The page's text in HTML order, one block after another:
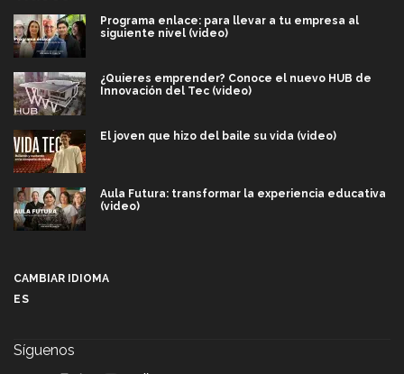
Programa enlace: para llevar a tu empresa al
siguiente nivel (video)
¿Quieres emprender? Conoce el nuevo HUB de
Innovación del Tec (video)
El joven que hizo del baile su vida (video)
Aula Futura: transformar la experiencia educativa
(video)
CAMBIAR IDIOMA
ES
Síguenos